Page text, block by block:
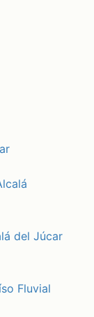
del Júcar
Fluvial